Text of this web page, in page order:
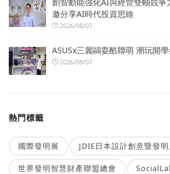
邀分享AI時代投資思維
2026/08/07
ASUSx三麗鷗耍酷聯萌 潮玩開
2026/08/07
熱門標籤
國際發明展 JDIE日本設計創意暨發明
世界發明智慧財產聯盟總會